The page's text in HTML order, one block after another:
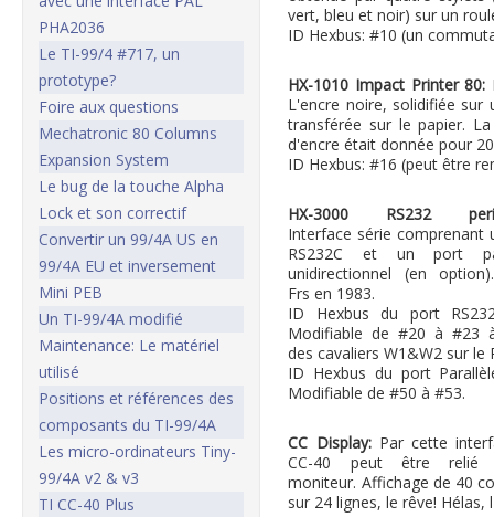
PHA2036
Le TI-99/4 #717, un
prototype?
Foire aux questions
Mechatronic 80 Columns
Expansion System
Le bug de la touche Alpha
Lock et son correctif
Convertir un 99/4A US en
99/4A EU et inversement
Mini PEB
Un TI-99/4A modifié
Maintenance: Le matériel
utilisé
Positions et références des
composants du TI-99/4A
Les micro-ordinateurs Tiny-
99/4A v2 & v3
TI CC-40 Plus
vert, bleu et noir) sur un
ID Hexbus: #10 (un
HX-1010 Impact Printer 80:
L'encre noire, solidifiée sur
transférée sur le papier.
d'encre était donnée pour
ID Hexbus: #16 (peut être
HX-3000 RS232
Interface série comprenant
RS232C et un port
unidirectionnel (en
Frs en 1983.
ID Hexbus du port
Modifiable de #20 à #23
des cavaliers W1&W2 sur le
ID Hexbus du port
Modifiable de #50 à #53.
CC Display:Par cette
CC-40 peut être
moniteur. Affichage de 40
sur 24 lignes, le rêve!